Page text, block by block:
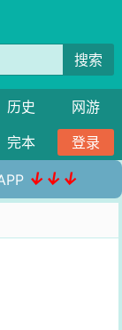
搜索
历史
网游
完本 登录
↓↓↓